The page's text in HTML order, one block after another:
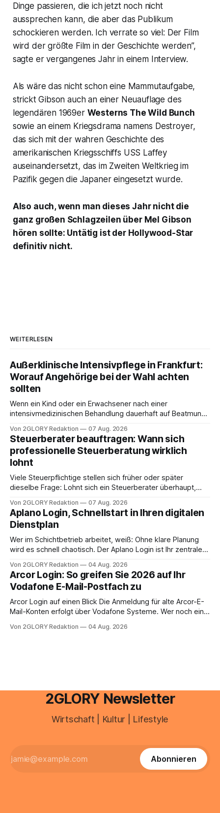
Dinge passieren, die ich jetzt noch nicht
aussprechen kann, die aber das Publikum
schockieren werden. Ich verrate so viel: Der Film
wird der größte Film in der Geschichte werden”,
sagte er vergangenes Jahr in einem Interview.
Als wäre das nicht schon eine Mammutaufgabe,
strickt Gibson auch an einer Neuauflage des
legendären 1969er Westerns The Wild Bunch
sowie an einem Kriegsdrama namens Destroyer,
das sich mit der wahren Geschichte des
amerikanischen Kriegsschiffs USS Laffey
auseinandersetzt, das im Zweiten Weltkrieg im
Pazifik gegen die Japaner eingesetzt wurde.
Also auch, wenn man dieses Jahr nicht die
ganz großen Schlagzeilen über Mel Gibson
hören sollte: Untätig ist der Hollywood-Star
definitiv nicht.
WEITERLESEN
Außerklinische Intensivpflege in Frankfurt:
Worauf Angehörige bei der Wahl achten
sollten
Wenn ein Kind oder ein Erwachsener nach einer
intensivmedizinischen Behandlung dauerhaft auf Beatmung
angewiesen ist, stellt sich für Familien eine schwierige
Frage: Muss die Versorgung dauerhaft in der Klinik bleiben –
oder ist ein Leben zu Hause möglich? Die außerklinische
Intensivpflege bietet genau diese Alternative: Sie
Von 2GLORY Redaktion 07 Aug. 2026
Steuerberater beauftragen: Wann sich
professionelle Steuerberatung wirklich
lohnt
Viele Steuerpflichtige stellen sich früher oder später
dieselbe Frage: Lohnt sich ein Steuerberater überhaupt,
erledigen? Die kurze Antwort: Bei einfachen
Einkommensverhältnissen reicht häufig eine Steuersoftware
aus – sobald jedoch mehrere Einkunftsarten
zusammentreffen oder größere finanzielle Veränderungen
anstehen, zahlt sich professionelle Unterstützung meist
Von 2GLORY Redaktion 07 Aug. 2026
Aplano Login, Schnellstart in Ihren digitalen
Dienstplan
Wer im Schichtbetrieb arbeitet, weiß: Ohne klare Planung
wird es schnell chaotisch. Der Aplano Login ist Ihr zentraler
abwesenheiten und die gesamte kommunikation rund um
Ihr personal digital zu organisieren. In diesem Leitfaden
erfahren Sie alles, was Sie für einen reibungslosen Einstieg
brauchen, von der Registrierung
Von 2GLORY Redaktion 04 Aug. 2026
Arcor Login: So greifen Sie 2026 auf Ihr
Vodafone E-Mail-Postfach zu
Arcor Login auf einen Blick Die Anmeldung für alte Arcor-E-
Mail-Konten erfolgt über Vodafone Systeme. Wer noch eine
besitzt, loggt sich heute über das Vodafone E-Mail & Cloud
Von 2GLORY Redaktion 04 Aug. 2026
2GLORY Newsletter
Wirtschaft | Kultur | Lifestyle
Abonnieren